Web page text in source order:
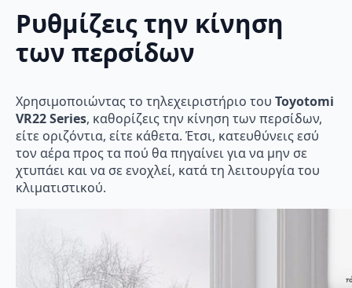
Ρυθμίζεις την κίνηση
των περσίδων
Χρησιμοποιώντας το τηλεχειριστήριο του Toyotomi
VR22 Series, καθορίζεις την κίνηση των περσίδων,
είτε οριζόντια, είτε κάθετα. Έτσι, κατευθύνεις εσύ
τον αέρα προς τα πού θα πηγαίνει για να μην σε
χτυπάει και να σε ενοχλεί, κατά τη λειτουργία του
κλιματιστικού.